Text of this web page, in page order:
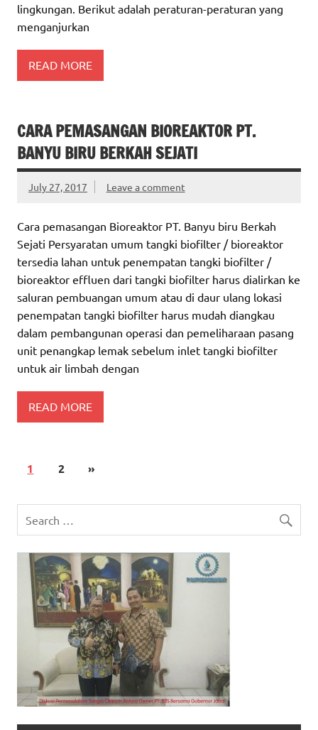
lingkungan. Berikut adalah peraturan-peraturan yang
menganjurkan
READ MORE
CARA PEMASANGAN BIOREAKTOR PT.
BANYU BIRU BERKAH SEJATI
July 27, 2017 Leave a comment
Cara pemasangan Bioreaktor PT. Banyu biru Berkah
Sejati Persyaratan umum tangki biofilter / bioreaktor
tersedia lahan untuk penempatan tangki biofilter /
bioreaktor effluen dari tangki biofilter harus dialirkan ke
saluran pembuangan umum atau di daur ulang lokasi
penempatan tangki biofilter harus mudah diangkau
dalam pembangunan operasi dan pemeliharaan pasang
unit penangkap lemak sebelum inlet tangki biofilter
untuk air limbah dengan
READ MORE
1 2 »